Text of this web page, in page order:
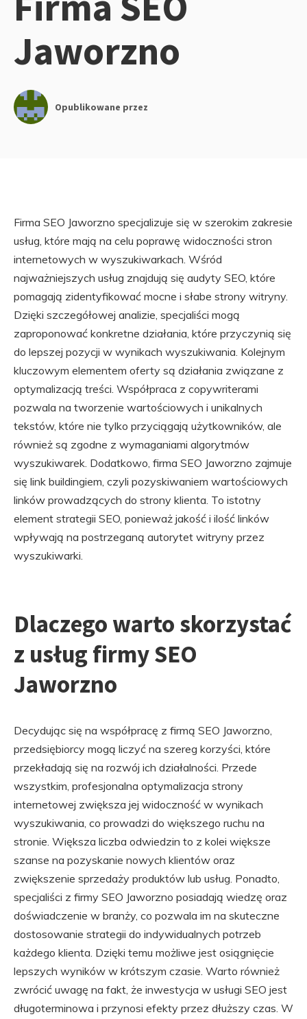
Jaworzno
Opublikowane przez
Firma SEO Jaworzno specjalizuje się w szerokim zakresie
usług, które mają na celu poprawę widoczności stron
internetowych w wyszukiwarkach. Wśród
najważniejszych usług znajdują się audyty SEO, które
pomagają zidentyfikować mocne i słabe strony witryny.
Dzięki szczegółowej analizie, specjaliści mogą
zaproponować konkretne działania, które przyczynią się
do lepszej pozycji w wynikach wyszukiwania. Kolejnym
kluczowym elementem oferty są działania związane z
optymalizacją treści. Współpraca z copywriterami
pozwala na tworzenie wartościowych i unikalnych
tekstów, które nie tylko przyciągają użytkowników, ale
również są zgodne z wymaganiami algorytmów
wyszukiwarek. Dodatkowo, firma SEO Jaworzno zajmuje
się link buildingiem, czyli pozyskiwaniem wartościowych
linków prowadzących do strony klienta. To istotny
element strategii SEO, ponieważ jakość i ilość linków
wpływają na postrzeganą autorytet witryny przez
wyszukiwarki.
Dlaczego warto skorzystać
z usług firmy SEO
Jaworzno
Decydując się na współpracę z firmą SEO Jaworzno,
przedsiębiorcy mogą liczyć na szereg korzyści, które
przekładają się na rozwój ich działalności. Przede
wszystkim, profesjonalna optymalizacja strony
internetowej zwiększa jej widoczność w wynikach
wyszukiwania, co prowadzi do większego ruchu na
stronie. Większa liczba odwiedzin to z kolei większe
szanse na pozyskanie nowych klientów oraz
zwiększenie sprzedaży produktów lub usług. Ponadto,
specjaliści z firmy SEO Jaworzno posiadają wiedzę oraz
doświadczenie w branży, co pozwala im na skuteczne
dostosowanie strategii do indywidualnych potrzeb
każdego klienta. Dzięki temu możliwe jest osiągnięcie
lepszych wyników w krótszym czasie. Warto również
zwrócić uwagę na fakt, że inwestycja w usługi SEO jest
długoterminowa i przynosi efekty przez dłuższy czas. W